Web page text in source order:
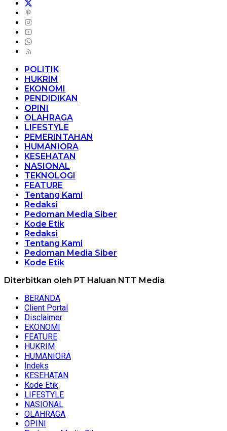
POLITIK
HUKRIM
EKONOMI
PENDIDIKAN
OPINI
OLAHRAGA
LIFESTYLE
PEMERINTAHAN
HUMANIORA
KESEHATAN
NASIONAL
TEKNOLOGI
FEATURE
Tentang Kami
Redaksi
Pedoman Media Siber
Kode Etik
Redaksi
Tentang Kami
Pedoman Media Siber
Kode Etik
Diterbitkan oleh PT Haluan NTT Media
BERANDA
Client Portal
Disclaimer
EKONOMI
FEATURE
HUKRIM
HUMANIORA
Indeks
KESEHATAN
Kode Etik
LIFESTYLE
NASIONAL
OLAHRAGA
OPINI